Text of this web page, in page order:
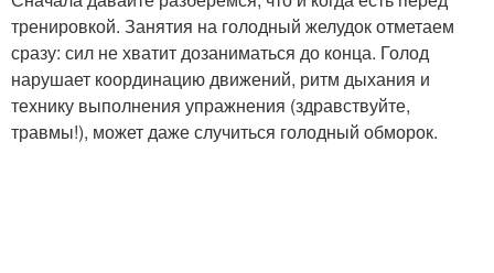
Питание для роста
тренировкой. Занятия на голодный желудок отметаем
сразу: сил не хватит дозаниматься до конца. Голод
нарушает координацию движений, ритм дыхания и
технику выполнения упражнения (здравствуйте,
травмы!), может даже случиться голодный обморок.